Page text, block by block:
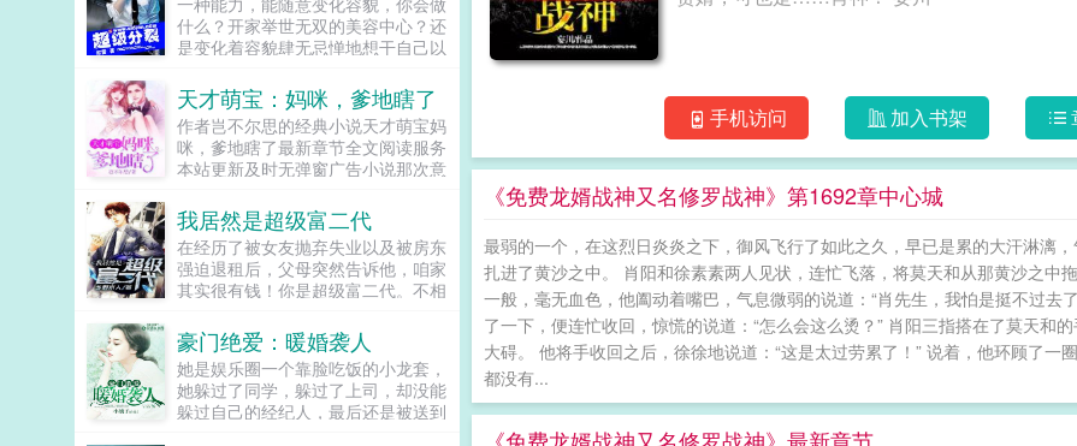
手机访问 加入书架
《免费龙婿战神又名修罗战神》第1692章中心城
最弱的一个，在这烈日炎炎之下，御风飞行了如此之久，早已是累的大汗淋漓
扎进了黄沙之中。 肖阳和徐素素两人见状，连忙飞落，将莫天和从那黄沙之中
一般，毫无血色，他阖动着嘴巴，气息微弱的说道：“肖先生，我怕是挺不过
了一下，便连忙收回，惊慌的说道：“怎么会这么烫？” 肖阳三指搭在了莫天和
大碍。 他将手收回之后，徐徐地说道：“这是太过劳累了！” 说着，他环顾了
都没有...
什么？开家举世无双的美容中心？还
是变化着容貌肆无忌惮地想干自己以
不惧刀枪，你会做什么？天真般成为
守护这座城市的守护神？还是愣头青
似得率领着一干兄弟成为地下皇帝？
拥有控制细胞能力的郑东，会怎么利
用这种能力令他在都市混得风生水
读者的支持，拜托各位了！...
天才萌宝：妈咪，爹地瞎了
作者岂不尔思的经典小说天才萌宝妈
咪，爹地瞎了最新章节全文阅读服务
本站更新及时无弹窗广告小说那次意
不再。四年后，她华丽归来，他将她
堵在墙角我好像在哪见过你？她抱
歉，我不认识你。他勾唇邪魅一笑，
那你解释下，你的儿子为何与我如出
一辙？...
我居然是超级富二代
在经历了被女友抛弃失业以及被房东
强迫退租后，父母突然告诉他，咱家
其实很有钱！你是超级富二代。不相
到父母在王成的卡里打进了一笔巨
款，他才相信自己真的是超级富二
代！...
豪门绝爱：暖婚袭人
她是娱乐圈一个靠脸吃饭的小龙套，
她躲过了同学，躲过了上司，却没能
躲过自己的经纪人，最后还是被送到